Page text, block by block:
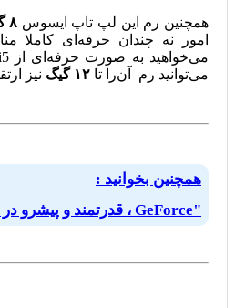
همچنین رم این لپ تاپ ایسوس ۸ گیگ
امور نه چندان حرفه‌ای کاملا
می‌توانید رم آن‌را تا ۱۲ گیگ نیز
همچنین بخوانید :
"GeForce ، قدرتمند و پیشرو در بازار گرافیک جهان"